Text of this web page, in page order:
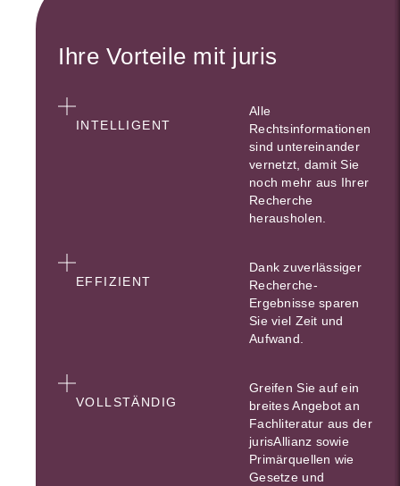
Ihre Vorteile mit juris
INTELLIGENT
Alle
Rechtsinformationen
sind untereinander
vernetzt, damit Sie
noch mehr aus Ihrer
Recherche
herausholen.
EFFIZIENT
Dank zuverlässiger
Recherche-
Ergebnisse sparen
Sie viel Zeit und
Aufwand.
VOLLSTÄNDIG
Greifen Sie auf ein
breites Angebot an
Fachliteratur aus der
jurisAllianz sowie
Primärquellen wie
Gesetze und